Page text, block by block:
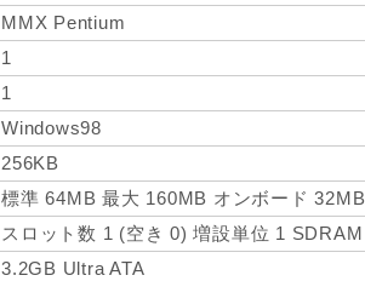
MMX Pentium
1
1
Windows98
256KB
標準 64MB 最大 160MB オンボード 32MB
スロット数 1 (空き 0) 増設単位 1 SDRAM
3.2GB Ultra ATA